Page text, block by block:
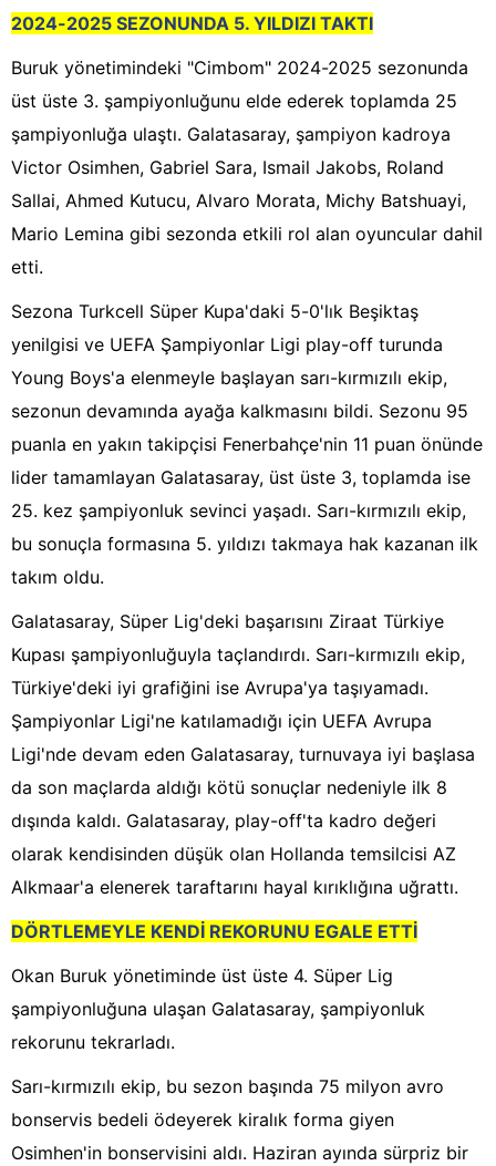
2024-2025 SEZONUNDA 5. YILDIZI TAKTI
Buruk yönetimindeki "Cimbom" 2024-2025 sezonunda
üst üste 3. şampiyonluğunu elde ederek toplamda 25
şampiyonluğa ulaştı. Galatasaray, şampiyon kadroya
Victor Osimhen, Gabriel Sara, Ismail Jakobs, Roland
Sallai, Ahmed Kutucu, Alvaro Morata, Michy Batshuayi,
Mario Lemina gibi sezonda etkili rol alan oyuncular dahil
etti.
Sezona Turkcell Süper Kupa'daki 5-0'lık Beşiktaş
yenilgisi ve UEFA Şampiyonlar Ligi play-off turunda
Young Boys'a elenmeyle başlayan sarı-kırmızılı ekip,
sezonun devamında ayağa kalkmasını bildi. Sezonu 95
puanla en yakın takipçisi Fenerbahçe'nin 11 puan önünde
lider tamamlayan Galatasaray, üst üste 3, toplamda ise
25. kez şampiyonluk sevinci yaşadı. Sarı-kırmızılı ekip,
bu sonuçla formasına 5. yıldızı takmaya hak kazanan ilk
takım oldu.
Galatasaray, Süper Lig'deki başarısını Ziraat Türkiye
Kupası şampiyonluğuyla taçlandırdı. Sarı-kırmızılı ekip,
Türkiye'deki iyi grafiğini ise Avrupa'ya taşıyamadı.
Şampiyonlar Ligi'ne katılamadığı için UEFA Avrupa
Ligi'nde devam eden Galatasaray, turnuvaya iyi başlasa
da son maçlarda aldığı kötü sonuçlar nedeniyle ilk 8
dışında kaldı. Galatasaray, play-off'ta kadro değeri
olarak kendisinden düşük olan Hollanda temsilcisi AZ
Alkmaar'a elenerek taraftarını hayal kırıklığına uğrattı.
DÖRTLEMEYLE KENDİ REKORUNU EGALE ETTİ
Okan Buruk yönetiminde üst üste 4. Süper Lig
şampiyonluğuna ulaşan Galatasaray, şampiyonluk
rekorunu tekrarladı.
Sarı-kırmızılı ekip, bu sezon başında 75 milyon avro
bonservis bedeli ödeyerek kiralık forma giyen
Osimhen'in bonservisini aldı. Haziran ayında sürpriz bir